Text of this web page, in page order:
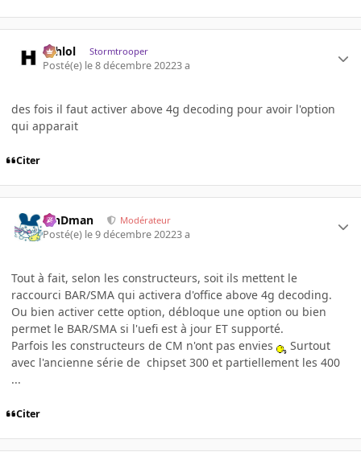
ashlol Stormtrooper
Posté(e) le 8 décembre 20223 a
des fois il faut activer above 4g decoding pour avoir l'option
qui apparait
Citer
RinDman Modérateur
Posté(e) le 9 décembre 20223 a
Tout à fait, selon les constructeurs, soit ils mettent le
raccourci BAR/SMA qui activera d'office above 4g decoding.
Ou bien activer cette option, débloque une option ou bien
permet le BAR/SMA si l'uefi est à jour ET supporté.
Parfois les constructeurs de CM n'ont pas envies
Surtout
avec l'ancienne série de chipset 300 et partiellement les 400
...
Citer